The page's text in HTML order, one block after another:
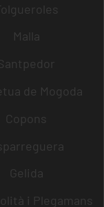
Malla
de Mogoda
Copons
Gelida
i Plegamans